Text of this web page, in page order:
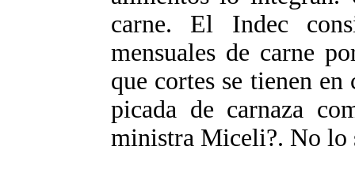
carne. El Indec
mensuales de carne
que cortes se tienen
picada de carnaza
ministra Miceli?. No lo